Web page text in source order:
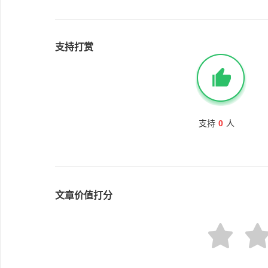
支持打赏
支持 0 人
文章价值打分